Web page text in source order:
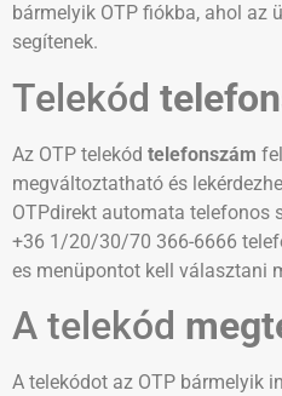
bármelyik OTP fiókba, ahol az
segítenek.
Telekód
Az OTP telekód telefonszám
megváltoztatható és
OTPdirekt automata telefonos
+36 1/20/30/70 366-6666
es menüpontot kell választani
A telekód
A telekódot az OTP bármelyik